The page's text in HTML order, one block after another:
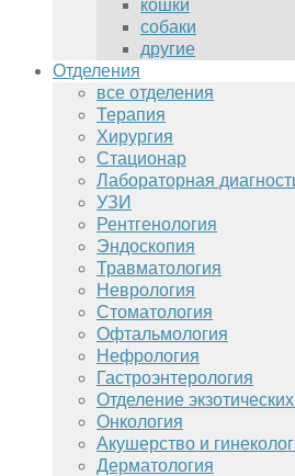
кошки
собаки
другие
Отделения
все отделения
Терапия
Хирургия
Стационар
Лабораторная
УЗИ
Рентгенология
Эндоскопия
Травматология
Неврология
Стоматология
Офтальмология
Нефрология
Гастроэнтерология
Отделение
Онкология
Акушерство и
Дерматология